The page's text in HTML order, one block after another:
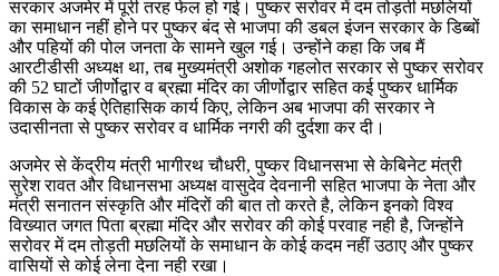
सरकार अजमेर में पूरी तरह फेल हो गई। पुष्कर सरोवर में दम तोड़ती मछलियों
का समाधान नहीं होने पर पुष्कर बंद से भाजपा की डबल इंजन सरकार के डिब्बों
और पहियों की पोल जनता के सामने खुल गई। उन्होंने कहा कि जब मैं
आरटीडीसी अध्यक्ष था, तब मुख्यमंत्री अशोक गहलोत सरकार से पुष्कर सरोवर
की 52 घाटों जीर्णोद्वार व ब्रह्मा मंदिर का जीर्णोद्वार सहित कई पुष्कर धार्मिक
विकास के कई ऐतिहासिक कार्य किए, लेकिन अब भाजपा की सरकार ने
उदासीनता से पुष्कर सरोवर व धार्मिक नगरी की दुर्दशा कर दी।
अजमेर से केंद्रीय मंत्री भागीरथ चौधरी, पुष्कर विधानसभा से केबिनेट मंत्री
सुरेश रावत और विधानसभा अध्यक्ष वासुदेव देवनानी सहित भाजपा के नेता और
मंत्री सनातन संस्कृति और मंदिरों की बात तो करते है, लेकिन इनको विश्व
विख्यात जगत पिता ब्रह्मा मंदिर और सरोवर की कोई परवाह नही है, जिन्होंने
सरोवर में दम तोड़ती मछलियों के समाधान के कोई कदम नहीं उठाए और पुष्कर
वासियों से कोई लेना देना नही रखा।